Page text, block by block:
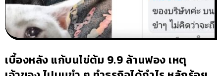
เบื้องหลัง แก้บนไข่ต้ม 9.9 ล้านฟอง เหตุ